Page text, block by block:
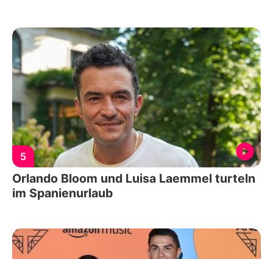
5
Orlando Bloom und Luisa Laemmel turteln
im Spanienurlaub